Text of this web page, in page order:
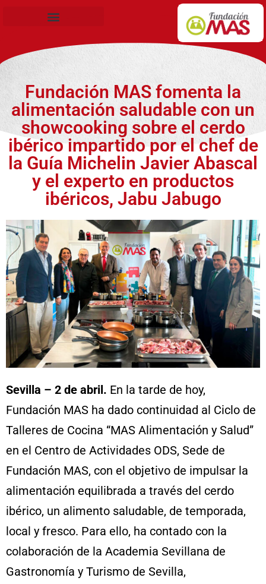
Fundación MAS fomenta la
alimentación saludable con un
showcooking sobre el cerdo
ibérico impartido por el chef de
la Guía Michelin Javier Abascal
y el experto en productos
ibéricos, Jabu Jabugo
Sevilla – 2 de abril. En la tarde de hoy,
Fundación MAS ha dado continuidad al Ciclo de
Talleres de Cocina “MAS Alimentación y Salud”
en el Centro de Actividades ODS, Sede de
Fundación MAS, con el objetivo de impulsar la
alimentación equilibrada a través del cerdo
ibérico, un alimento saludable, de temporada,
local y fresco. Para ello, ha contado con la
colaboración de la Academia Sevillana de
Gastronomía y Turismo de Sevilla,